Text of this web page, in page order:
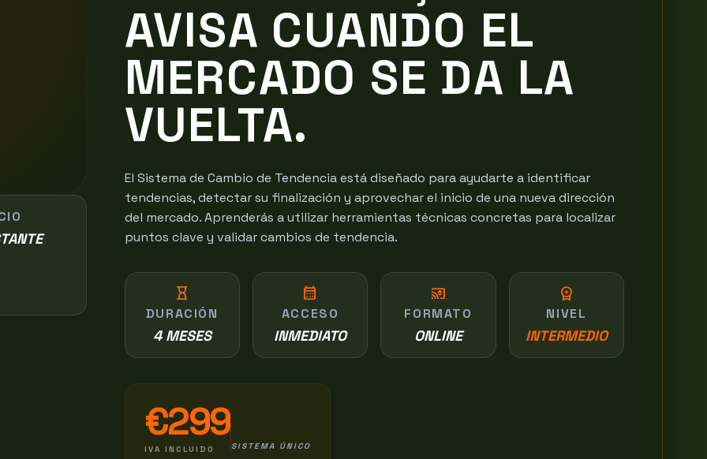
AVISA CUANDO EL
MERCADO SE DA LA
VUELTA.
El Sistema de Cambio de Tendencia está diseñado para ayudarte a identificar
tendencias, detectar su finalización y aprovechar el inicio de una nueva dirección
del mercado. Aprenderás a utilizar herramientas técnicas concretas para localizar
puntos clave y validar cambios de tendencia.
hourglass_empty
DURACIÓN
4 MESES
calendar_month
ACCESO
INMEDIATO
cast_for_education
FORMATO
ONLINE
workspace_premium
NIVEL
INTERMEDIO
€299
IVA INCLUIDO SISTEMA ÚNICO